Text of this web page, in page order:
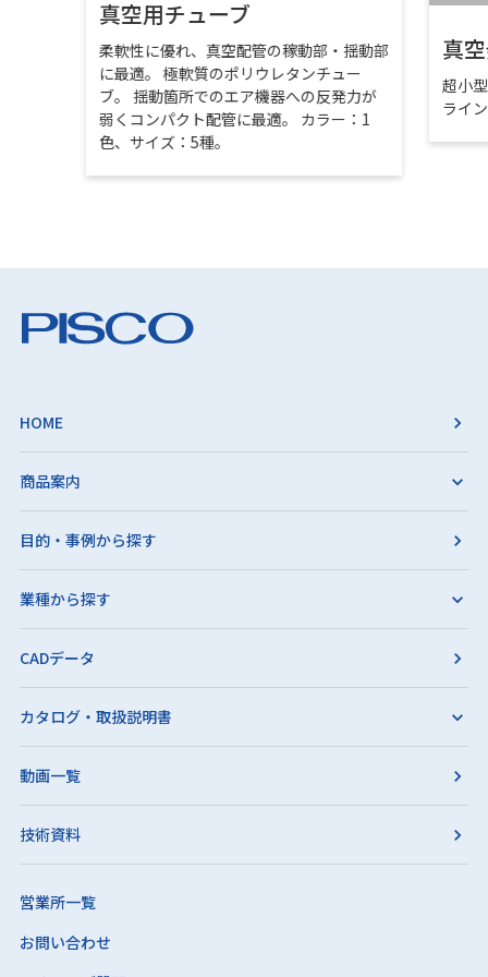
真空用チューブ
柔軟性に優れ、真空配管の稼動部・揺動部
に最適。 極軟質のポリウレタンチュー
ブ。 揺動箇所でのエア機器への反発力が
弱くコンパクト配管に最適。 カラー：1
色、サイズ：5種。
真
超小
ライ
HOME
商品案内
目的・事例から探す
業種から探す
CADデータ
カタログ・取扱説明書
動画一覧
技術資料
営業所一覧
お問い合わせ